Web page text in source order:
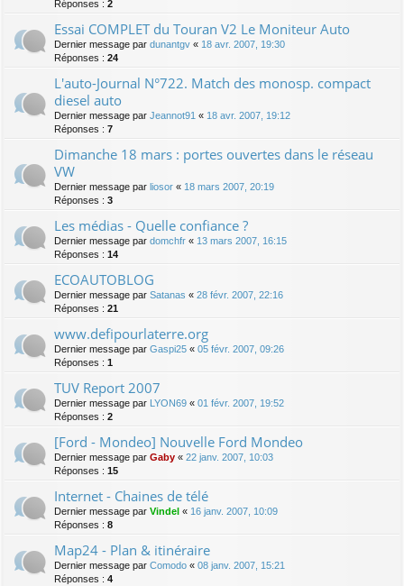
Réponses : 2
Essai COMPLET du Touran V2 Le Moniteur Auto
Dernier message par dunantgv « 18 avr. 2007, 19:30
Réponses : 24
L'auto-Journal N°722. Match des monosp. compact
diesel auto
Dernier message par Jeannot91 « 18 avr. 2007, 19:12
Réponses : 7
Dimanche 18 mars : portes ouvertes dans le réseau
VW
Dernier message par liosor « 18 mars 2007, 20:19
Réponses : 3
Les médias - Quelle confiance ?
Dernier message par domchfr « 13 mars 2007, 16:15
Réponses : 14
ECOAUTOBLOG
Dernier message par Satanas « 28 févr. 2007, 22:16
Réponses : 21
www.defipourlaterre.org
Dernier message par Gaspi25 « 05 févr. 2007, 09:26
Réponses : 1
TUV Report 2007
Dernier message par LYON69 « 01 févr. 2007, 19:52
Réponses : 2
[Ford - Mondeo] Nouvelle Ford Mondeo
Dernier message par Gaby « 22 janv. 2007, 10:03
Réponses : 15
Internet - Chaines de télé
Dernier message par Vindel « 16 janv. 2007, 10:09
Réponses : 8
Map24 - Plan & itinéraire
Dernier message par Comodo « 08 janv. 2007, 15:21
Réponses : 4